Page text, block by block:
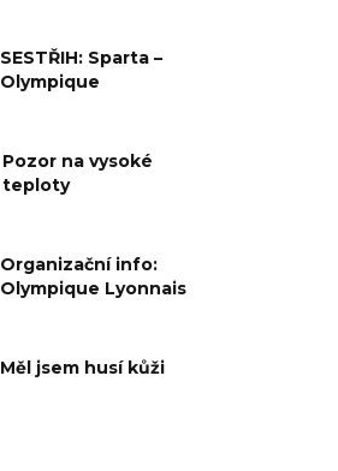
SESTŘIH: Sparta –
Olympique
Pozor na vysoké
teploty
Organizační info:
Olympique Lyonnais
Měl jsem husí kůži